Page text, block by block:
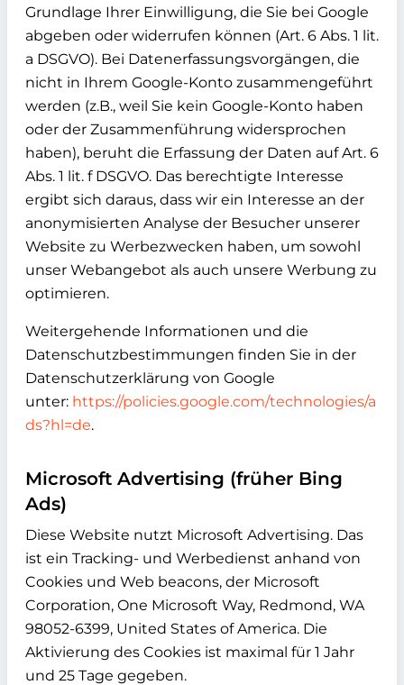
Grundlage Ihrer Einwilligung, die Sie bei Google
abgeben oder widerrufen können (Art. 6 Abs. 1 lit.
a DSGVO). Bei Datenerfassungsvorgängen, die
nicht in Ihrem Google-Konto zusammengeführt
werden (z.B., weil Sie kein Google-Konto haben
oder der Zusammenführung widersprochen
haben), beruht die Erfassung der Daten auf Art. 6
Abs. 1 lit. f DSGVO. Das berechtigte Interesse
ergibt sich daraus, dass wir ein Interesse an der
anonymisierten Analyse der Besucher unserer
Website zu Werbezwecken haben, um sowohl
unser Webangebot als auch unsere Werbung zu
optimieren.
Weitergehende Informationen und die
Datenschutzbestimmungen finden Sie in der
Datenschutzerklärung von Google
unter: https://policies.google.com/technologies/a
ds?hl=de.
Microsoft Advertising (früher Bing
Ads)
Diese Website nutzt Microsoft Advertising. Das
ist ein Tracking- und Werbedienst anhand von
Cookies und Web beacons, der Microsoft
Corporation, One Microsoft Way, Redmond, WA
98052-6399, United States of America. Die
Aktivierung des Cookies ist maximal für 1 Jahr
und 25 Tage gegeben.